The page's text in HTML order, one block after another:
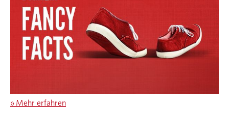
» Mehr erfahren